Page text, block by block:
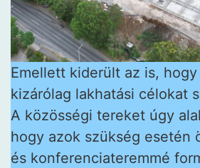
Emellett kiderült az is,
kizárólag lakhatási célokat
A közösségi tereket úgy
hogy azok szükség esetén
és konferenciateremmé